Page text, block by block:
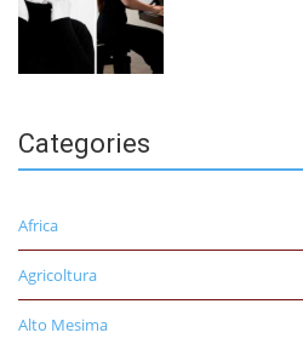
Categories
Africa
Agricoltura
Alto Mesima